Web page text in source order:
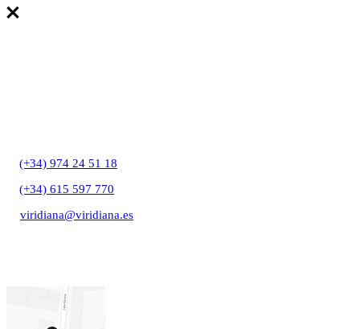
(+34) 974 24 51 18
(+34) 615 597 770
viridiana@viridiana.es